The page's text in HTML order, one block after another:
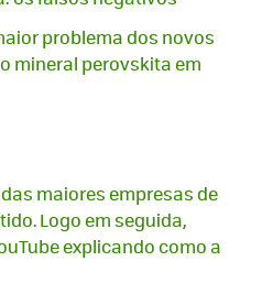
problema dos novos
mineral perovskita em
maiores empresas de
Logo em seguida,
explicando como a